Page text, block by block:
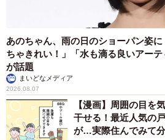
あのちゃん、雨の日のショーパン姿
ちゃきれい！」「水も滴る良いアー
が話題
まいどなメディア
2026.08.07
【漫画】周囲の目を
干せる！最近人気の
が…実際住んでみて